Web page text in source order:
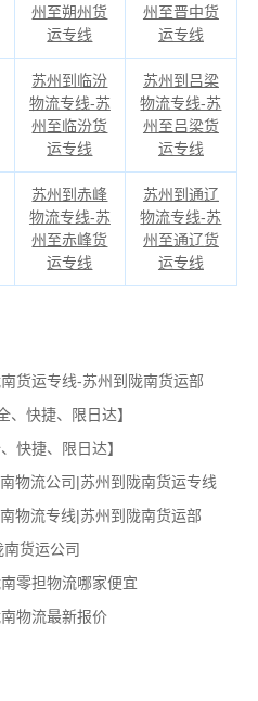
州至朔州货
运专线
州至晋中货
运专线
苏州到临汾
物流专线-苏
州至临汾货
运专线
苏州到吕梁
物流专线-苏
州至吕梁货
运专线
苏州到赤峰
物流专线-苏
州至赤峰货
运专线
苏州到通辽
物流专线-苏
州至通辽货
运专线
货运专线-苏州到陇南货运部
、快捷、限日达】
快捷、限日达】
物流公司|苏州到陇南货运专线
物流专线|苏州到陇南货运部
货运公司
零担物流哪家便宜
物流最新报价